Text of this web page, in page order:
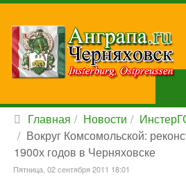
Главная Новости
Вокруг Комсомольской:
1900х годов в Черняховске
Пятница, 02 сентября 2011 18:01